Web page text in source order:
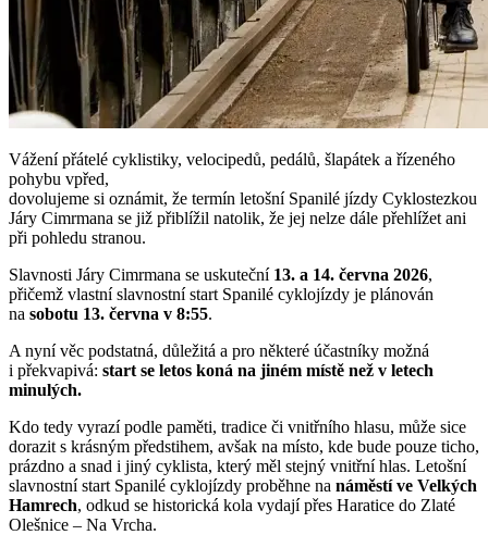
Vážení přátelé cyklistiky, velocipedů, pedálů, šlapátek a řízeného
pohybu vpřed,
dovolujeme si oznámit, že termín letošní Spanilé jízdy Cyklostezkou
Járy Cimrmana se již přiblížil natolik, že jej nelze dále přehlížet ani
při pohledu stranou.
Slavnosti Járy Cimrmana se uskuteční 13. a 14. června 2026,
přičemž vlastní slavnostní start Spanilé cyklojízdy je plánován
na sobotu 13. června v 8:55.
A nyní věc podstatná, důležitá a pro některé účastníky možná
i překvapivá: start se letos koná na jiném místě než v letech
minulých.
Kdo tedy vyrazí podle paměti, tradice či vnitřního hlasu, může sice
dorazit s krásným předstihem, avšak na místo, kde bude pouze ticho,
prázdno a snad i jiný cyklista, který měl stejný vnitřní hlas. Letošní
slavnostní start Spanilé cyklojízdy proběhne na náměstí ve Velkých
Hamrech, odkud se historická kola vydají přes Haratice do Zlaté
Olešnice – Na Vrcha.